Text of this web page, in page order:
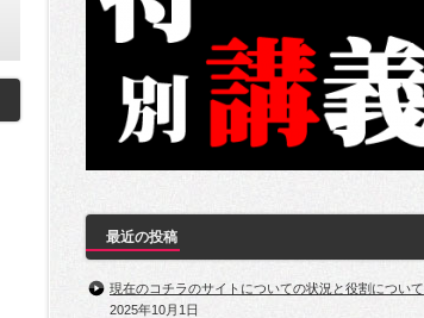
最近の投稿
現在のコチラのサイトについての状況と役割について
2025年10月1日